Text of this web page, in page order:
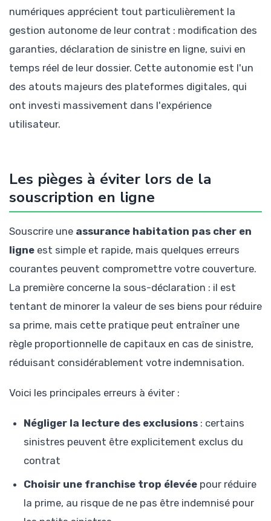
numériques apprécient tout particulièrement la
gestion autonome de leur contrat : modification des
garanties, déclaration de sinistre en ligne, suivi en
temps réel de leur dossier. Cette autonomie est l'un
des atouts majeurs des plateformes digitales, qui
ont investi massivement dans l'expérience
utilisateur.
Les pièges à éviter lors de la
souscription en ligne
Souscrire une assurance habitation pas cher en
ligne est simple et rapide, mais quelques erreurs
courantes peuvent compromettre votre couverture.
La première concerne la sous-déclaration : il est
tentant de minorer la valeur de ses biens pour réduire
sa prime, mais cette pratique peut entraîner une
règle proportionnelle de capitaux en cas de sinistre,
réduisant considérablement votre indemnisation.
Voici les principales erreurs à éviter :
Négliger la lecture des exclusions : certains
sinistres peuvent être explicitement exclus du
contrat
Choisir une franchise trop élevée pour réduire
la prime, au risque de ne pas être indemnisé pour